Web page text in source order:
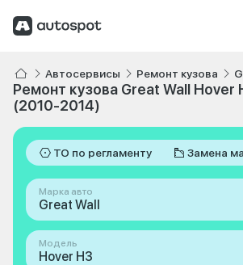
Автосервисы Ремонт кузова
Ремонт кузова Great Wall Hover
(2010-2014)
ТО по регламенту Замена
Марка авто
Great Wall
Модель
Hover H3